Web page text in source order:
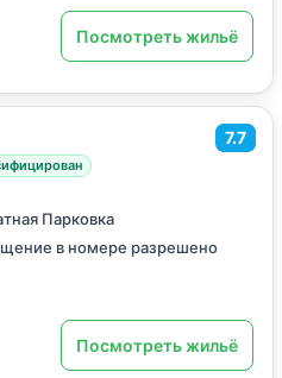
Посмотреть жильё
7.7
Парковка
в номере разрешено
Посмотреть жильё